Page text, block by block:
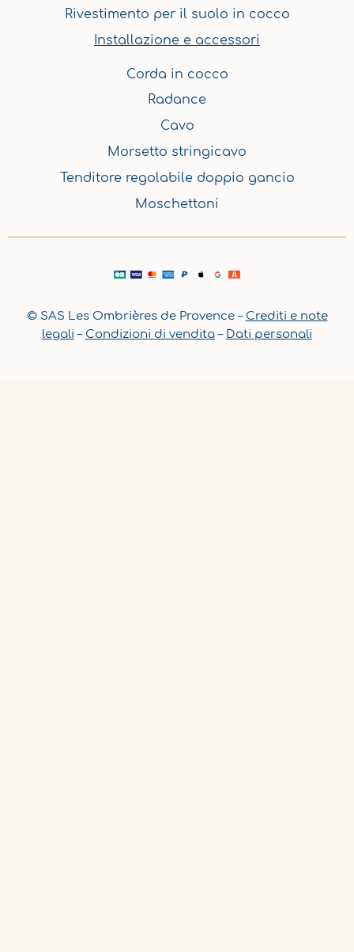
Rivestimento per il suolo in cocco
Installazione e accessori
Corda in cocco
Radance
Cavo
Morsetto stringicavo
Tenditore regolabile doppio gancio
Moschettoni
© SAS Les Ombrières de Provence – Crediti e note
legali – Condizioni di vendita– Dati personali